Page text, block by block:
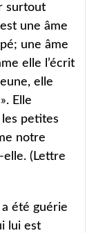
surtout
une âme
une âme
elle l’écrit
elle
Elle
petites
notre
(Lettre
été guérie
lui est